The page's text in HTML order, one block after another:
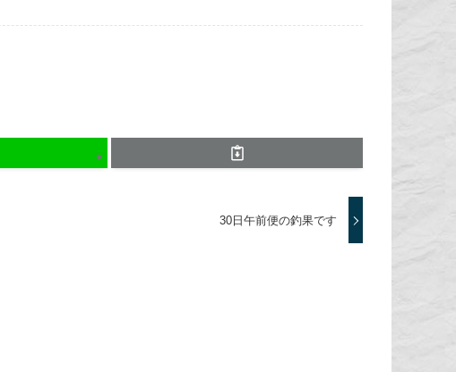
30日午前便の釣果です